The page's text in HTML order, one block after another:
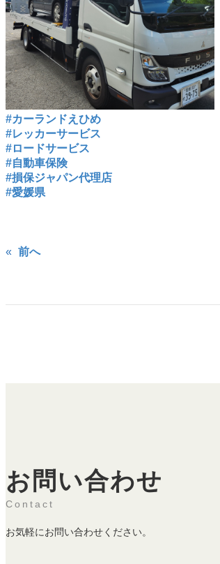
#カーランドえひめ
#レッカーサービス
#ロードサービス
#自動車保険
#損保ジャパン代理店
#愛媛県
« 前へ
お問い合わせ
Contact
お気軽にお問い合わせください。